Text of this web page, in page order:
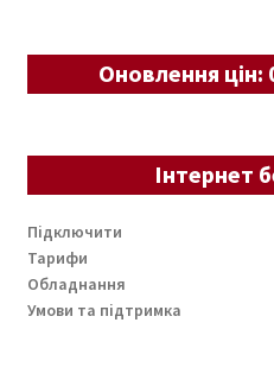
Оновлення цін:
Інтернет
Підключити
Тарифи
Обладнання
Умови та підтримка